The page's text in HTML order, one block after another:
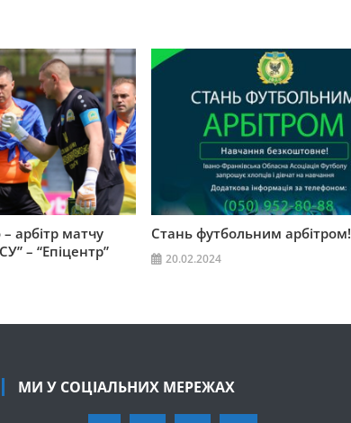
арбітр матчу
– “Епіцентр”
Стань футбольним арбітром!
20.02.2024
МИ У СОЦІАЛЬНИХ МЕРЕЖАХ